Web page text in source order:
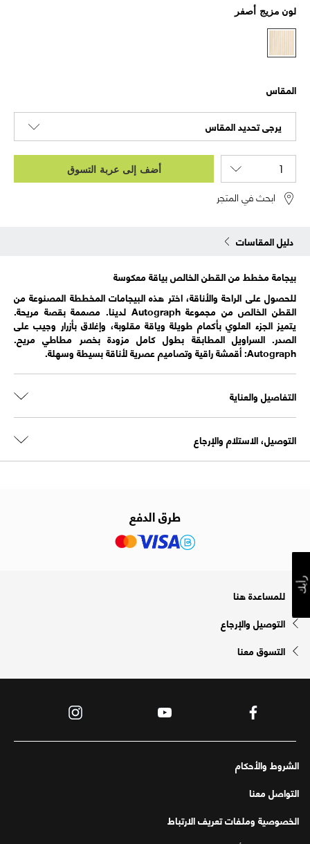
لون مزيج أصفر
المقاس
يرجى تحديد المقاس
أضف إلى عربة التسوق
ابحث في المتجر
دليل المقاسات
بيجامة مخطط من القطن الخالص بياقة معكوسة
للحصول على الراحة والأناقة، اختر هذه البيجامات المخططة المصنوعة من
القطن الخالص من مجموعة Autograph لدينا. مصممة بقصة مريحة.
يتميز الجزء العلوي بأكمام طويلة وياقة مقلوبة، وإغلاق بأزرار وجيب على
الصدر. السراويل المطابقة بطول كامل مزودة بخصر مطاطي مريح.
Autograph: أقمشة راقية وتصاميم عصرية لأناقة بسيطة وسهلة.
التفاصيل والعناية
التوصيل، الاستلام والإرجاع
طرق الدفع
للمساعدة هنا
التوصيل والإرجاع
التسوق معنا
الشروط والأحكام
التواصل معنا
الخصوصية وملفات تعريف الارتباط
رأيك